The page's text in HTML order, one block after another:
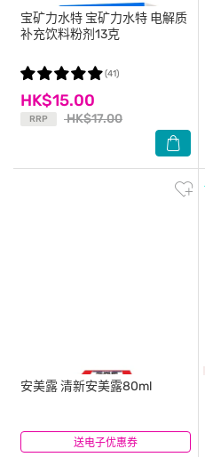
宝矿力水特 宝矿力水特 电解质
补充饮料粉剂13克
HK$15.00
RRP HK$17.00
(41)
送电子优惠券
安美露清新安美露80ml
(89)